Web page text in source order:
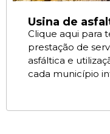
Usina de
Clique aqui para
prestação de
asfáltica e
cada município